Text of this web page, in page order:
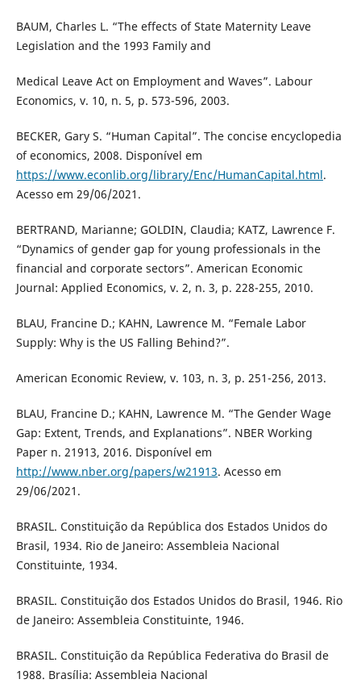
BAUM, Charles L. “The effects of State Maternity Leave
Legislation and the 1993 Family and
Medical Leave Act on Employment and Waves”. Labour
Economics, v. 10, n. 5, p. 573-596, 2003.
BECKER, Gary S. “Human Capital”. The concise encyclopedia
of economics, 2008. Disponível em
https://www.econlib.org/library/Enc/HumanCapital.html.
Acesso em 29/06/2021.
BERTRAND, Marianne; GOLDIN, Claudia; KATZ, Lawrence F.
“Dynamics of gender gap for young professionals in the
financial and corporate sectors”. American Economic
Journal: Applied Economics, v. 2, n. 3, p. 228-255, 2010.
BLAU, Francine D.; KAHN, Lawrence M. “Female Labor
Supply: Why is the US Falling Behind?”.
American Economic Review, v. 103, n. 3, p. 251-256, 2013.
BLAU, Francine D.; KAHN, Lawrence M. “The Gender Wage
Gap: Extent, Trends, and Explanations”. NBER Working
Paper n. 21913, 2016. Disponível em
http://www.nber.org/papers/w21913. Acesso em
29/06/2021.
BRASIL. Constituição da República dos Estados Unidos do
Brasil, 1934. Rio de Janeiro: Assembleia Nacional
Constituinte, 1934.
BRASIL. Constituição dos Estados Unidos do Brasil, 1946. Rio
de Janeiro: Assembleia Constituinte, 1946.
BRASIL. Constituição da República Federativa do Brasil de
1988. Brasília: Assembleia Nacional